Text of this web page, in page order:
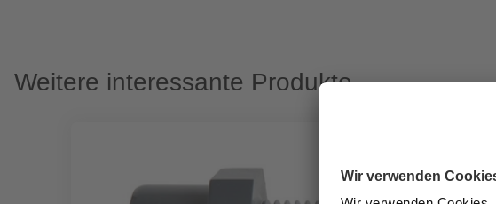
Weitere interessante Produkte